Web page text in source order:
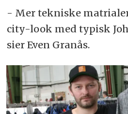
- Mer tekniske
city-look med typisk
sier Even Granås.